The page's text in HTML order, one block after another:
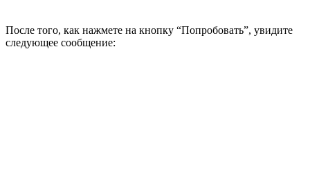
После того, как нажмете на кнопку “Попробовать”, увидите
следующее сообщение: